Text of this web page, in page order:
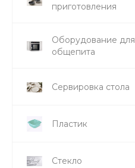
приготовления
Оборудование для
общепита
Сервировка стола
Пластик
Стекло